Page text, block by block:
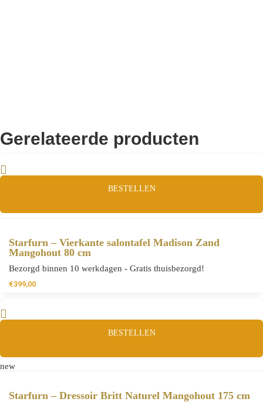
Gerelateerde producten
BESTELLEN
Starfurn – Vierkante salontafel Madison Zand
Mangohout 80 cm
Bezorgd binnen 10 werkdagen - Gratis thuisbezorgd!
€399,00
BESTELLEN
new
Starfurn – Dressoir Britt Naturel Mangohout 175 cm